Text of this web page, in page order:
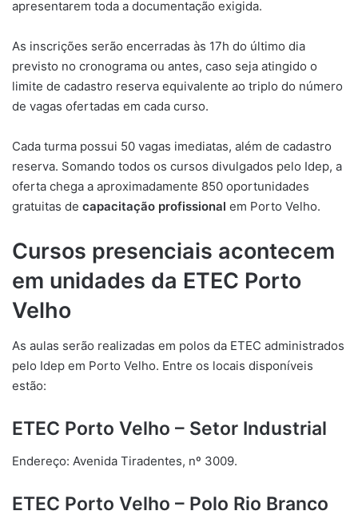
apresentarem toda a documentação exigida.
As inscrições serão encerradas às 17h do último dia
previsto no cronograma ou antes, caso seja atingido o
limite de cadastro reserva equivalente ao triplo do número
de vagas ofertadas em cada curso.
Cada turma possui 50 vagas imediatas, além de cadastro
reserva. Somando todos os cursos divulgados pelo Idep, a
oferta chega a aproximadamente 850 oportunidades
gratuitas de capacitação profissional em Porto Velho.
Cursos presenciais acontecem
em unidades da ETEC Porto
Velho
As aulas serão realizadas em polos da ETEC administrados
pelo Idep em Porto Velho. Entre os locais disponíveis
estão:
ETEC Porto Velho – Setor Industrial
Endereço: Avenida Tiradentes, nº 3009.
ETEC Porto Velho – Polo Rio Branco